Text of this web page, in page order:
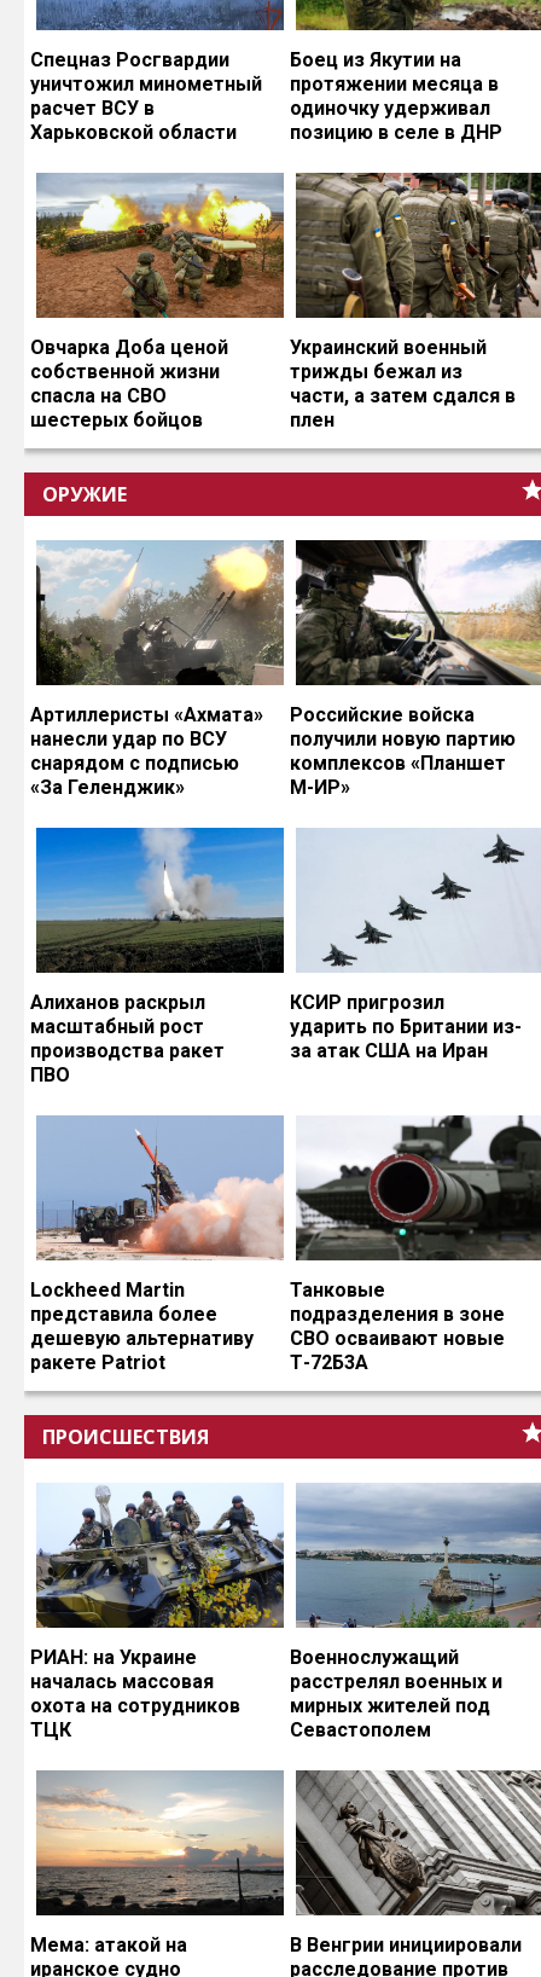
Спецназ Росгвардии
уничтожил минометный
расчет ВСУ в
Харьковской области
Боец из Якутии на
протяжении месяца в
одиночку удерживал
позицию в селе в ДНР
Овчарка Доба ценой
собственной жизни
спасла на СВО
шестерых бойцов
Украинский военный
трижды бежал из
части, а затем сдался в
плен
ОРУЖИЕ
Артиллеристы «Ахмата»
нанесли удар по ВСУ
снарядом с подписью
«За Геленджик»
Российские войска
получили новую партию
комплексов «Планшет
М-ИР»
Алиханов раскрыл
масштабный рост
производства ракет
ПВО
КСИР пригрозил
ударить по Британии из-
за атак США на Иран
Lockheed Martin
представила более
дешевую альтернативу
ракете Patriot
Танковые
подразделения в зоне
СВО осваивают новые
Т-72Б3А
ПРОИСШЕСТВИЯ
РИАН: на Украине
началась массовая
охота на сотрудников
ТЦК
Военнослужащий
расстрелял военных и
мирных жителей под
Севастополем
Мема: атакой на
иранское судно
В Венгрии инициировали
расследование против